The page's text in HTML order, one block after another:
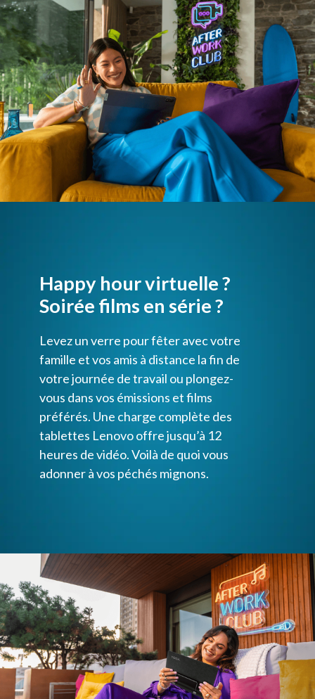
Happy hour virtuelle ?
Soirée films en série ?
Levez un verre pour fêter avec votre
famille et vos amis à distance la fin de
votre journée de travail ou plongez-
vous dans vos émissions et films
préférés. Une charge complète des
tablettes Lenovo offre jusqu’à 12
heures de vidéo. Voilà de quoi vous
adonner à vos péchés mignons.